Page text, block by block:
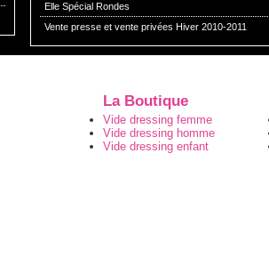
Elle Spécial Rondes
Vente presse et vente privées Hiver 2010-2011
La Boutique
Vide dressing femme
Vide dressing homme
Vide dressing enfant